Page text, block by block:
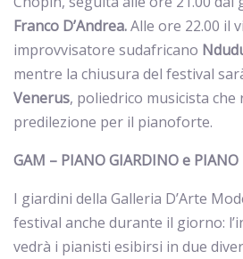
Franco D’Andrea.Alle ore 22.00 il
improvvisatore sudafricano
mentre la chiusura del festival
Venerus, poliedrico musicista che
predilezione per il pianoforte.
GAM – PIANO GIARDINO e
I giardini della Galleria D’Arte
festival anche durante il giorno:
vedrà i pianisti esibirsi in due